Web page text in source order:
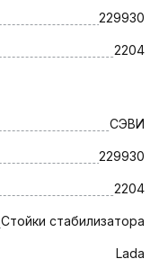
229930
2204
СЭВИ
229930
2204
Стойки стабилизатора
Lada